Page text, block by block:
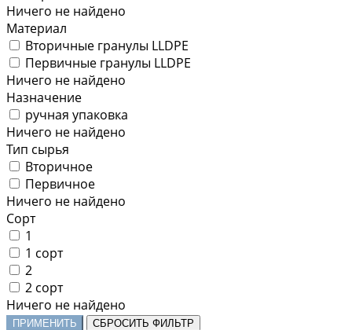
Ничего не найдено
Материал
Вторичные гранулы LLDPE
Первичные гранулы LLDPE
Ничего не найдено
Назначение
ручная упаковка
Ничего не найдено
Тип сырья
Вторичное
Первичное
Ничего не найдено
Сорт
1
1 сорт
2
2 сорт
Ничего не найдено
ПРИМЕНИТЬ СБРОСИТЬ ФИЛЬТР